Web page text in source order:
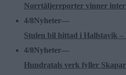
Norrtäljereporter vinner
4/8Nyheter—
Stulen bil hittad i Hallstavik
4/8Nyheter—
Hundratals verk fyller